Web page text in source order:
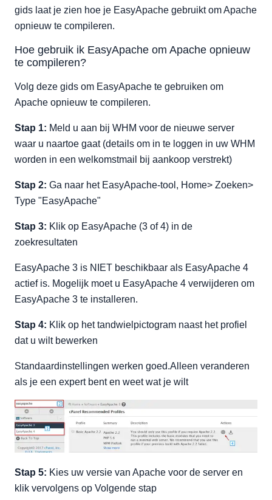
gids laat je zien hoe je EasyApache gebruikt om Apache
opnieuw te compileren.
Hoe gebruik ik EasyApache om Apache opnieuw
te compileren?
Volg deze gids om EasyApache te gebruiken om
Apache opnieuw te compileren.
Stap 1: Meld u aan bij WHM voor de nieuwe server
waar u naartoe gaat (details om in te loggen in uw WHM
worden in een welkomstmail bij aankoop verstrekt)
Stap 2: Ga naar het EasyApache-tool, Home> Zoeken>
Type "EasyApache"
Stap 3: Klik op EasyApache (3 of 4) in de
zoekresultaten
EasyApache 3 is NIET beschikbaar als EasyApache 4
actief is. Mogelijk moet u EasyApache 4 verwijderen om
EasyApache 3 te installeren.
Stap 4: Klik op het tandwielpictogram naast het profiel
dat u wilt bewerken
Standaardinstellingen werken goed.Alleen veranderen
als je een expert bent en weet wat je wilt
Stap 5: Kies uw versie van Apache voor de server en
klik vervolgens op Volgende stap